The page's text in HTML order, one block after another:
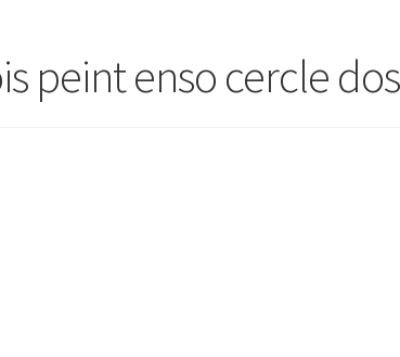
peint enso cercle dos